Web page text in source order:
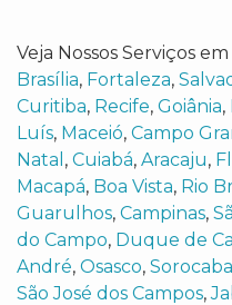
Veja Nossos Serviços em
Brasília, Fortaleza,
Curitiba, Recife, Goiânia,
Luís, Maceió, Campo
Natal , Cuiabá, Aracaju,
Macapá, Boa Vista, Rio
Guarulhos, Campinas,
do Campo, Duque de
André, Osasco, Sorocaba
São José dos Campos,